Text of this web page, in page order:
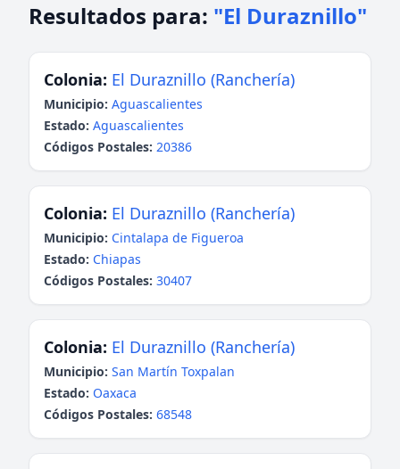
Resultados para: "El Duraznillo"
Colonia: El Duraznillo (Ranchería)
Municipio: Aguascalientes
Estado: Aguascalientes
Códigos Postales: 20386
Colonia: El Duraznillo (Ranchería)
Municipio: Cintalapa de Figueroa
Estado: Chiapas
Códigos Postales: 30407
Colonia: El Duraznillo (Ranchería)
Municipio: San Martín Toxpalan
Estado: Oaxaca
Códigos Postales: 68548